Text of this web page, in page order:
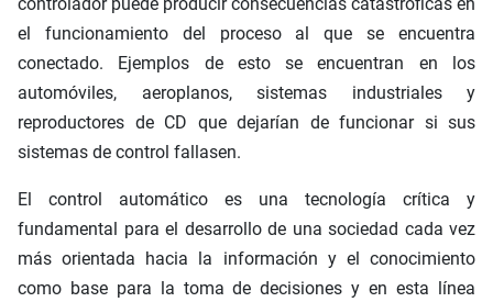
controlador puede producir consecuencias catastróficas en
el funcionamiento del proceso al que se encuentra
conectado. Ejemplos de esto se encuentran en los
automóviles, aeroplanos, sistemas industriales y
reproductores de CD que dejarían de funcionar si sus
sistemas de control fallasen.
El control automático es una tecnología crítica y
fundamental para el desarrollo de una sociedad cada vez
más orientada hacia la información y el conocimiento
como base para la toma de decisiones y en esta línea